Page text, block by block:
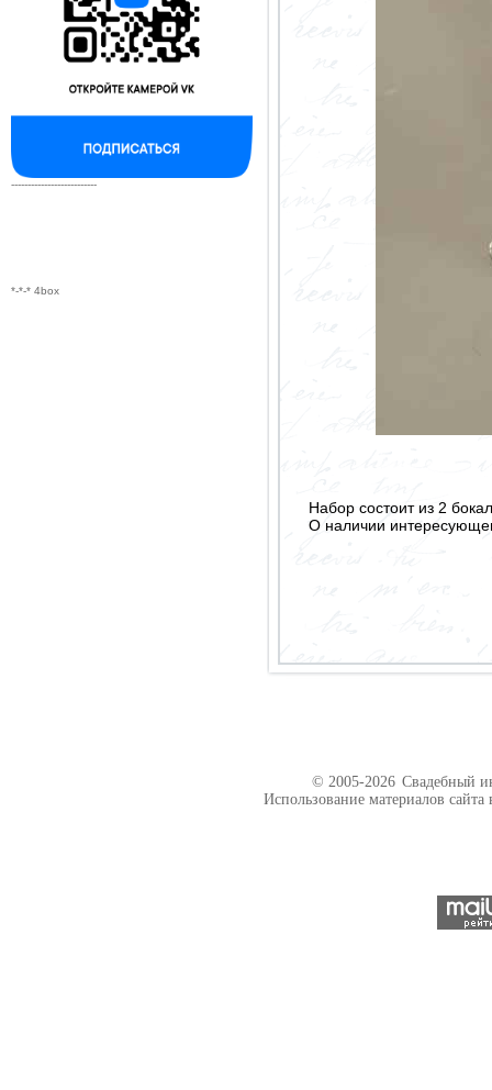
--------------------------
*-*-* 4box
Набор состоит из 2
О наличии
© 2005-2026 Свадебный
Использование материалов